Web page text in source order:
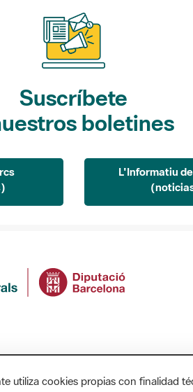
Suscríbete
boletines
L'Informatiu
utiliza cookies propias con finalidad